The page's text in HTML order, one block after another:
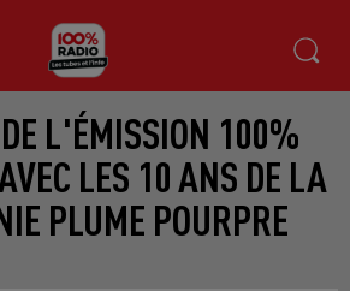
L'ÉMISSION 100%
LES 10 ANS DE LA
PLUME POURPRE